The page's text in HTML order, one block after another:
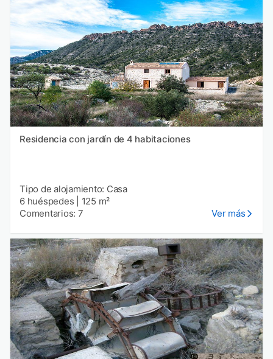
Residencia con jardín de 4 habitaciones
Tipo de alojamiento: Casa
6 huéspedes
125 m²
Comentarios: 7
Ver más